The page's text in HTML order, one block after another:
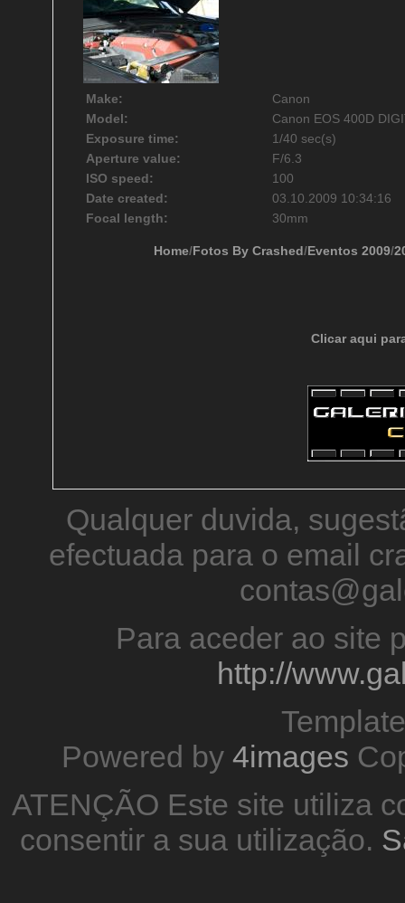
Make:
Canon
Model:
Canon EOS 400D
Exposure time:
1/40 sec(s)
Aperture value:
F/6.3
ISO speed:
100
Date created:
03.10.2009 10:34:16
Focal length:
30mm
Home/Fotos By Crashed/Eventos 2009/
Clicar aqui
Qualquer duvida,
efectuada para o email
Para aceder ao site
http://
Powered by 4images
ATENÇÃO Este site utiliza
consentir a sua utilização.